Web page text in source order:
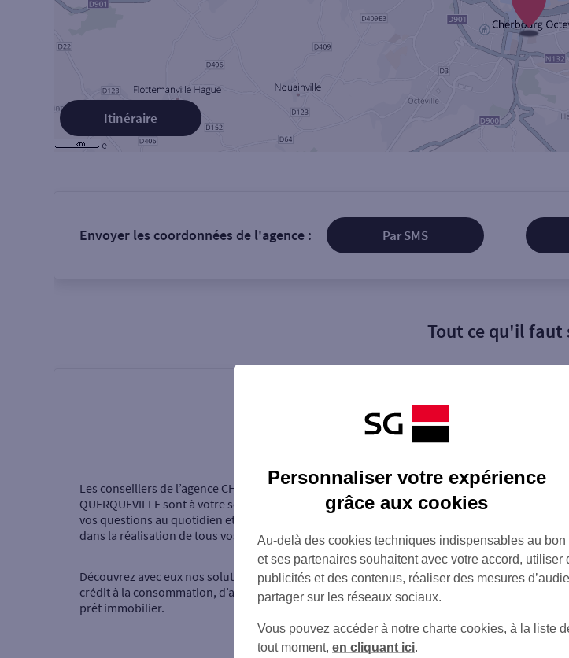
Itinéraire
Envoyer les coordonnées de l'agence : Par SMS
Tout ce qu'il faut
Présentation de l'agence
Les conseillers de l’agence CHERBOURG
QUERQUEVILLE sont à votre service pour répondre à
vos questions au quotidien et vous accompagner
dans la réalisation de tous vos projets.
Découvrez avec eux nos solutions d’épargne, de
crédit à la consommation, d’assurance ou encore de
prêt immobilier.
Personnaliser votre expérience
grâce aux cookies
Au-delà des cookies techniques indispensables au
et ses partenaires souhaitent avec votre accord,
publicités et des contenus, réaliser des mesures
partager sur les réseaux sociaux.
Vous pouvez accéder à notre charte cookies, à la liste
tout moment, en cliquant ici.